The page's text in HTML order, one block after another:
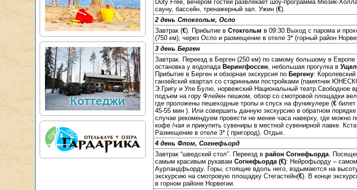
Duty Free, вечером гостей развлекает шоу-программа Мюзик-
сауну, бассейн, тренажерный зал. Ужин (€).
2 день Стокгольм, Осло
Завтрак (€). Прибытие в Стокгольм в 09:30.Выход с парома и
(750 км), через Осло и размещение в отеле 3* (горный район
3 день Берген
Завтрак. Переезд в Берген (250 км) по самому большому в
остановка у водопада Верингфоссен, небольшая прогулка в
Прибытие в Берген и обзорная экскурсия по Бергену:
ганзейский квартал со старинными постройками (памятник
Э.Григу и Уле Булю, норвежский Национальный театр.Свободное
подъем на гору Флейен пешком, обзор со смотровой площадки
где проложены пешеходные тропы и спуск на фуникулере (€
45-55 мин ). Или совершить данную экскурсию в обратном
случае рекомендуем провести не менее часа наверху, где можно
кофе /чая и прикупить сувениры в местной сувенирной лавке.
Размещение в отеле 3* ( пригород). Отдых.
4 день Флом, Согнефьорд
Завтрак “шведский стол”. Переезд в район Согнефьорда.
самым красивым рукавам Согнефьорда (€): Нейрофьорду –
Аурландфьорду. Горы, стоящие вдоль него, вздымаются на
экскурсию на смотровую площадку Стегастейн(€). В конце
в горном районе Норвегии.